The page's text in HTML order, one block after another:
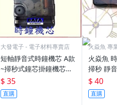
大發電子 - 電子材料專賣店
短軸靜音式時鐘機芯 A款
~掃秒式鐘芯掛鐘機芯錶
芯靜音鐘芯滑動機心DIY
機芯
$ 35
直購
火焱魚 專
火焱魚
掃秒 靜
mm 螺
零件 機
自製時鐘
$ 40
直購